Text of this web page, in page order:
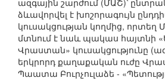
ազգային շարժում (ՄԱՇ)՝
ձևավորվել է խոշորագույն
կուսակցության կողմից, որտեղ
մտնում է նաև պակաս հայտնի
Վրաստան» կուսակցությունը
երկրորդ քաղաքական ուժը
Պաատա Բուրչուլաձե -